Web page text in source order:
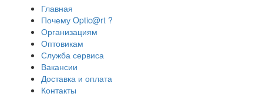
Главная
Почему Optic@rt ?
Организациям
Оптовикам
Служба сервиса
Вакансии
Доставка и оплата
Контакты